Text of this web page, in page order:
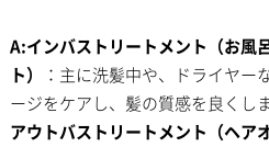
A:インバストリートメント（お風
ト）
：主に洗髪中や、ドライヤー
ージをケアし、髪の質感を良くしま
アウトバストリートメント（ヘア